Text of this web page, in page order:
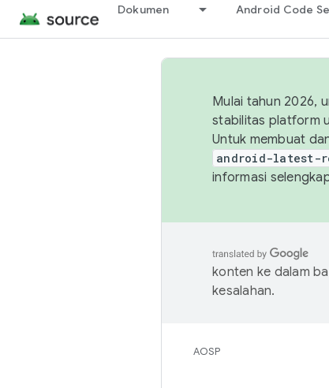
Dokumen Android Code
Mulai tahun 2026,
stabilitas platform
Untuk membuat
android-latest-
informasi
konten ke dalam
kesalahan.
AOSP